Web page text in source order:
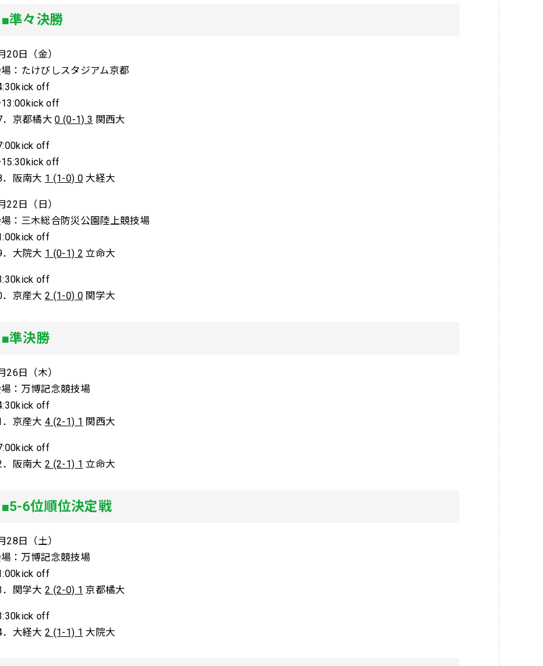
■準々決勝
20日（金）
：たけびしスタジアム京都
off
off
．京都橘大0 (0-1) 3 関西大
off
off
．阪南大 1 (1-0) 0大経大
22日（日）
：三木総合防災公園陸上競技場
off
．大院大 1 (0-1) 2 立命大
off
．京産大2 (1-0) 0関学大
■準決勝
26日（木）
：万博記念競技場
off
．京産大4 (2-1) 1 関西大
off
．阪南大2 (2-1) 1 立命大
■5-6位順位決定戦
28日（土）
：万博記念競技場
off
．関学大2 (2-0) 1 京都橘大
off
．大経大2 (1-1) 1 大院大